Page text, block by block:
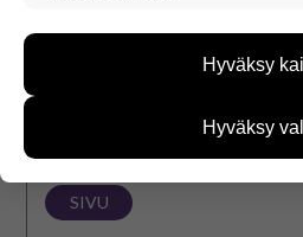
SIVU
kehittää sivustoamme
kävijämääristä ja siitä, mitä
miten sivuilla liikutaan. Emme
yksittäiseen käyttäjään.
Voit valita, hyväksytkö näiden
Hyväksy
Hyväksy